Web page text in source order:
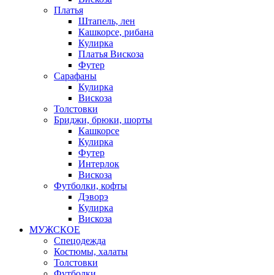
Платья
Штапель, лен
Кашкорсе, рибана
Кулирка
Платья Вискоза
Футер
Сарафаны
Кулирка
Вискоза
Толстовки
Бриджи, брюки, шорты
Кашкорсе
Кулирка
Футер
Интерлок
Вискоза
Футболки, кофты
Дэворэ
Кулирка
Вискоза
МУЖСКОЕ
Спецодежда
Костюмы, халаты
Толстовки